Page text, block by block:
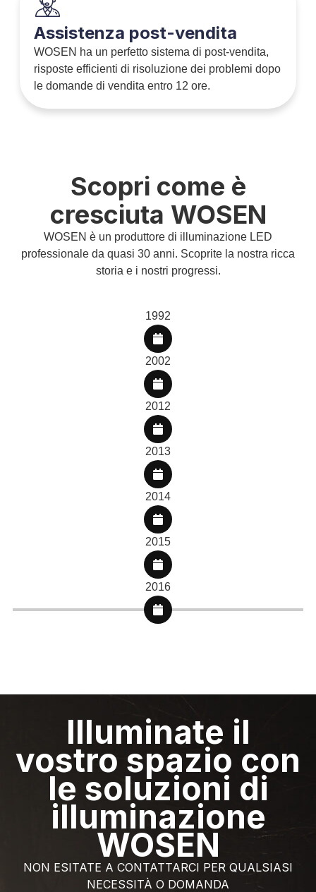
Assistenza post-vendita
WOSEN ha un perfetto sistema di post-vendita,
risposte efficienti di risoluzione dei problemi dopo
le domande di vendita entro 12 ore.
Scopri come è
cresciuta WOSEN
WOSEN è un produttore di illuminazione LED
professionale da quasi 30 anni. Scoprite la nostra ricca
storia e i nostri progressi.
1992
2002
2012
2013
2014
2015
2016
Illuminate il
vostro spazio con
le soluzioni di
illuminazione
WOSEN
NON ESITATE A CONTATTARCI PER QUALSIASI
NECESSITÀ O DOMANDA